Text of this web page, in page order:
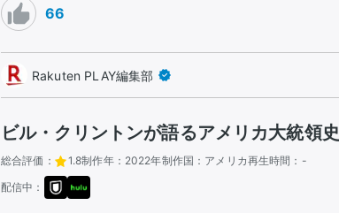
66
Rakuten PLAY編集部
ビル・クリントンが語るアメリカ大統領史
総合評価： 1.8制作年： 2022年制作国： アメリカ再生時間： -
配信中：